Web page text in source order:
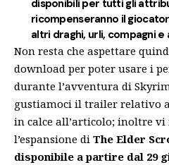
disponibili per tutti gli
ricompenseranno il
altri draghi, urli, compagni
Non resta che aspettare
download per poter usare i
durante l’avventura di
gustiamoci il trailer relativo
in calce all’articolo; inoltre
l’espansione di The Elder
disponibile a partire dal 29